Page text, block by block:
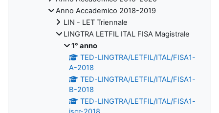
Anno Accademico 2018-2019
LIN - LET Triennale
LINGTRA LETFIL ITAL FISA Magistrale
1° anno
TED-LINGTRA/LETFIL/ITAL/FISA1-
A-2018
TED-LINGTRA/LETFIL/ITAL/FISA1-
B-2018
TED-LINGTRA/LETFIL/ITAL/FISA1-